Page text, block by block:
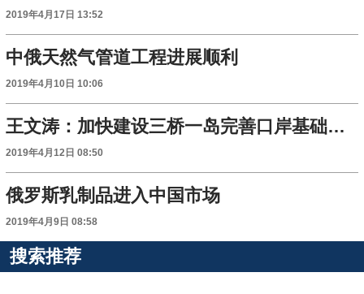
2019年4月17日 13:52
中俄天然气管道工程进展顺利
2019年4月10日 10:06
王文涛：加快建设三桥一岛完善口岸基础设施促进中俄地区经贸合作达到更高水平
2019年4月12日 08:50
俄罗斯乳制品进入中国市场
2019年4月9日 08:58
搜索推荐